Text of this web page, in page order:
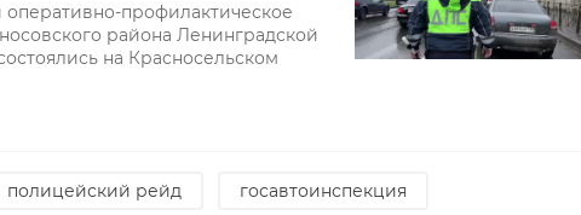
профилактическое
района Ленинградской
на Красносельском
полицейский рейд госавтоинспекция